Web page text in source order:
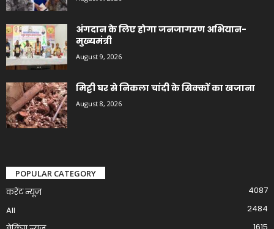
अंगदान के लिए होगा जनजागरण अभियान-
मुख्यमंत्री
August 9, 2026
मिट्टी घर से निकला चांदी के सिक्कों का खजाना
August 8, 2026
POPULAR CATEGORY
करेंट न्यूज़
4087
All
2484